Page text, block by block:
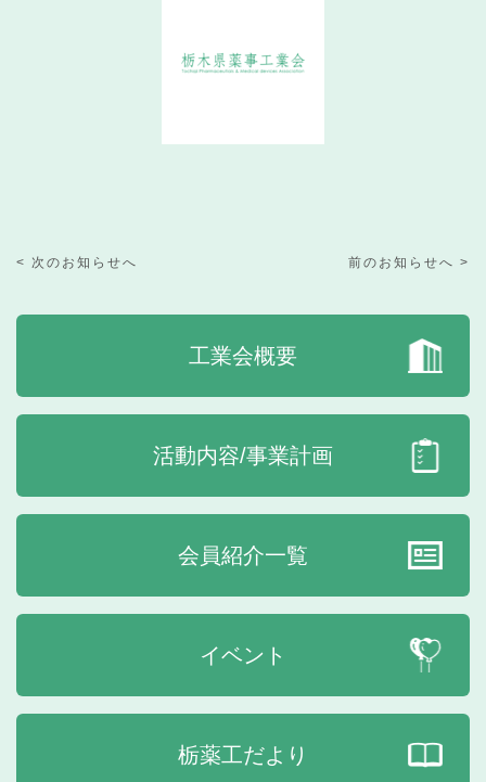
< 次のお知らせへ 前のお知らせへ >
工業会概要
活動内容/事業計画
会員紹介一覧
イベント
栃薬工だより